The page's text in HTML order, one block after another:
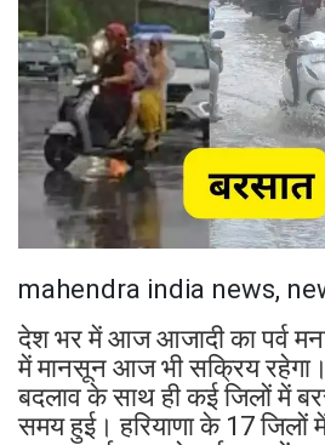
mahendra india news,
देश भर में आज आजादी का पर्व
में मानसून आज भी सक्रिय
बदलाव के साथ ही कई जिलों में
समय हुई। हरियाणा के 17